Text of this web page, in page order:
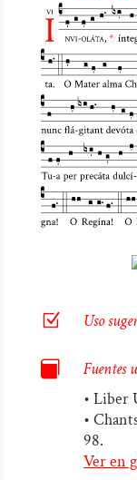
Z Uso

Fuentes
• Liber
•
98.
Ver en